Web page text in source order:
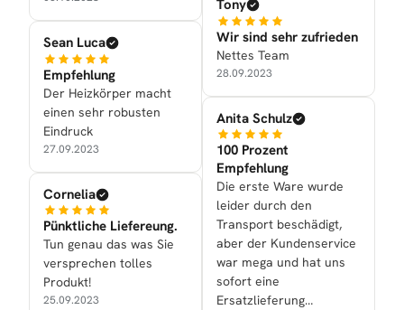
Sean Luca
Empfehlung
Der Heizkörper macht
einen sehr robusten
Eindruck
27.09.2023
Cornelia
Pünktliche Liefereung.
Tun genau das was Sie
versprechen tolles
Produkt!
25.09.2023
Tony
Wir sind sehr zufrieden
Nettes Team
28.09.2023
Anita Schulz
100 Prozent
Empfehlung
Die erste Ware wurde
leider durch den
Transport beschädigt,
aber der Kundenservice
war mega und hat uns
sofort eine
Ersatzlieferung